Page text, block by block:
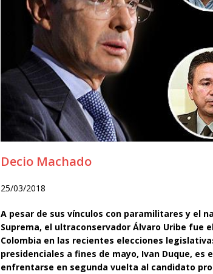
Decio Machado
25/03/2018
A pesar de sus vínculos con paramilitares y el
Suprema, el ultraconservador Álvaro Uribe fue
Colombia en las recientes elecciones
presidenciales a fines de mayo, Ivan Duque, es
enfrentarse en segunda vuelta al candidato